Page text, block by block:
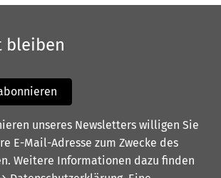
bleiben
unseres Newsletters willigen Sie
E-Mail-Adresse zum Zwecke des
Weitere Informationen dazu finden